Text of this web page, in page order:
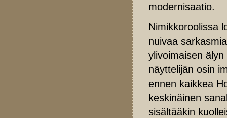
modernisaatio.
Nimikkoroolissa
nuivaa
ylivoimaisen
näyttelijän osin
ennen kaikkea
keskinäinen
sisältääkin